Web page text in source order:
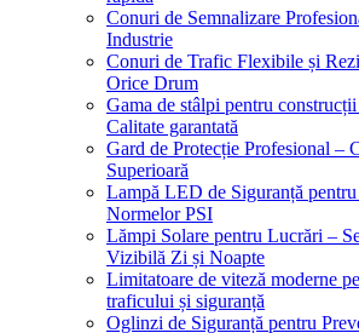
Conuri de Semnalizare
Industrie
Conuri de Trafic Flexibile și
Orice Drum
Gama de stâlpi pentru
Calitate garantată
Gard de Protecție Profesional –
Superioară
Lampă LED de Siguranță
Normelor PSI
Lămpi Solare pentru Lucrări –
Vizibilă Zi și Noapte
Limitatoare de viteză moderne
traficului și siguranță
Oglinzi de Siguranță pentru